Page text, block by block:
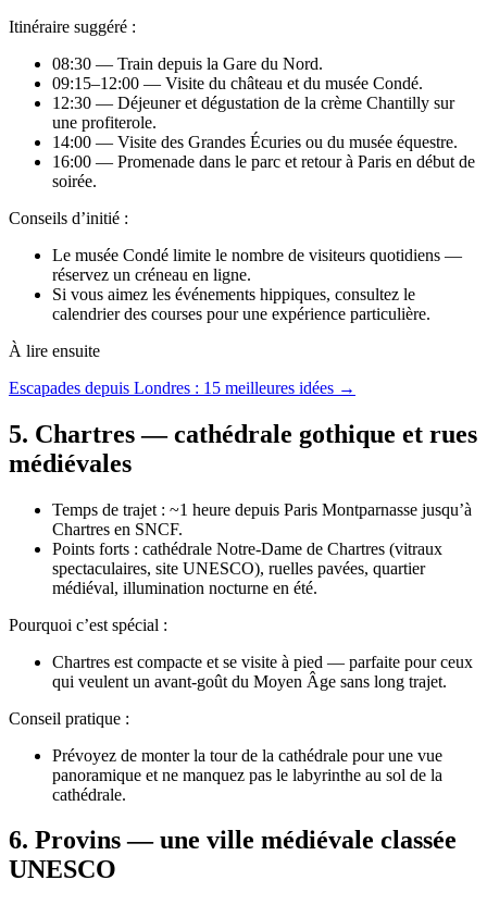
Itinéraire suggéré :
08:30 — Train depuis la Gare du Nord.
09:15–12:00 — Visite du château et du musée Condé.
12:30 — Déjeuner et dégustation de la crème Chantilly sur
une profiterole.
14:00 — Visite des Grandes Écuries ou du musée équestre.
16:00 — Promenade dans le parc et retour à Paris en début de
soirée.
Conseils d’initié :
Le musée Condé limite le nombre de visiteurs quotidiens —
réservez un créneau en ligne.
Si vous aimez les événements hippiques, consultez le
calendrier des courses pour une expérience particulière.
À lire ensuite
Escapades depuis Londres : 15 meilleures idées →
5. Chartres — cathédrale gothique et rues
médiévales
Temps de trajet : ~1 heure depuis Paris Montparnasse jusqu’à
Chartres en SNCF.
Points forts : cathédrale Notre‑Dame de Chartres (vitraux
spectaculaires, site UNESCO), ruelles pavées, quartier
médiéval, illumination nocturne en été.
Pourquoi c’est spécial :
Chartres est compacte et se visite à pied — parfaite pour ceux
qui veulent un avant‑goût du Moyen Âge sans long trajet.
Conseil pratique :
Prévoyez de monter la tour de la cathédrale pour une vue
panoramique et ne manquez pas le labyrinthe au sol de la
cathédrale.
6. Provins — une ville médiévale classée
UNESCO